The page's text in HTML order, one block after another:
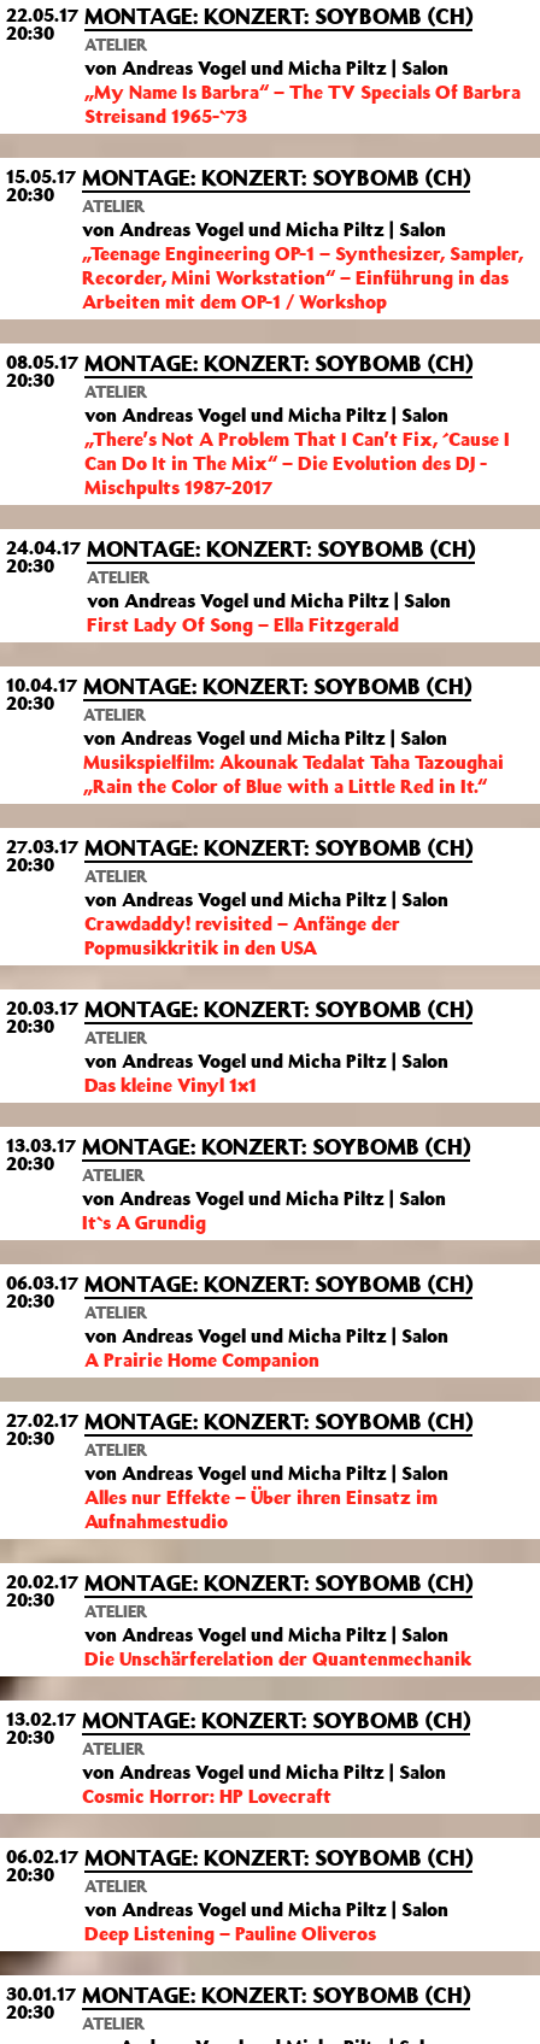
22.05.17
20:30
MONTAGE: KONZERT: SOYBOMB (CH)
ATELIER
von Andreas Vogel und Micha Piltz | Salon
„My Name Is Barbra“ – The TV Specials Of Barbra
Streisand 1965-`73
15.05.17
20:30
MONTAGE: KONZERT: SOYBOMB (CH)
ATELIER
von Andreas Vogel und Micha Piltz | Salon
„Teenage Engineering OP-1 – Synthesizer, Sampler,
Recorder, Mini Workstation“ – Einführung in das
Arbeiten mit dem OP-1 / Workshop
08.05.17
20:30
MONTAGE: KONZERT: SOYBOMB (CH)
ATELIER
von Andreas Vogel und Micha Piltz | Salon
„There’s Not A Problem That I Can’t Fix, ´Cause I
Can Do It in The Mix“ – Die Evolution des DJ -
Mischpults 1987-2017
24.04.17
20:30
MONTAGE: KONZERT: SOYBOMB (CH)
ATELIER
von Andreas Vogel und Micha Piltz | Salon
First Lady Of Song – Ella Fitzgerald
10.04.17
20:30
MONTAGE: KONZERT: SOYBOMB (CH)
ATELIER
von Andreas Vogel und Micha Piltz | Salon
Musikspielfilm: Akounak Tedalat Taha Tazoughai
„Rain the Color of Blue with a Little Red in It.“
27.03.17
20:30
MONTAGE: KONZERT: SOYBOMB (CH)
ATELIER
von Andreas Vogel und Micha Piltz | Salon
Crawdaddy! revisited – Anfänge der
Popmusikkritik in den USA
20.03.17
20:30
MONTAGE: KONZERT: SOYBOMB (CH)
ATELIER
von Andreas Vogel und Micha Piltz | Salon
Das kleine Vinyl 1×1
13.03.17
20:30
MONTAGE: KONZERT: SOYBOMB (CH)
ATELIER
von Andreas Vogel und Micha Piltz | Salon
It`s A Grundig
06.03.17
20:30
MONTAGE: KONZERT: SOYBOMB (CH)
ATELIER
von Andreas Vogel und Micha Piltz | Salon
A Prairie Home Companion
27.02.17
20:30
MONTAGE: KONZERT: SOYBOMB (CH)
ATELIER
von Andreas Vogel und Micha Piltz | Salon
Alles nur Effekte – Über ihren Einsatz im
Aufnahmestudio
20.02.17
20:30
MONTAGE: KONZERT: SOYBOMB (CH)
ATELIER
von Andreas Vogel und Micha Piltz | Salon
Die Unschärferelation der Quantenmechanik
13.02.17
20:30
MONTAGE: KONZERT: SOYBOMB (CH)
ATELIER
von Andreas Vogel und Micha Piltz | Salon
Cosmic Horror: HP Lovecraft
06.02.17
20:30
MONTAGE: KONZERT: SOYBOMB (CH)
ATELIER
von Andreas Vogel und Micha Piltz | Salon
Deep Listening – Pauline Oliveros
30.01.17
20:30
MONTAGE: KONZERT: SOYBOMB (CH)
ATELIER